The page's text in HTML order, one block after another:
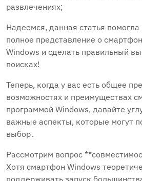
развлечениях;
Надеемся, данная статья
полное представление о
Windows и сделать правильный
поисках!
Теперь, когда у вас есть общее
возможностях и преимуществах
программой Windows, давайте
важные аспекты, которые могут
выбор․
Рассмотрим вопрос
Хотя смартфон Windows
поддерживать запуск